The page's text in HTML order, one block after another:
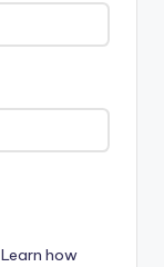
Learn how